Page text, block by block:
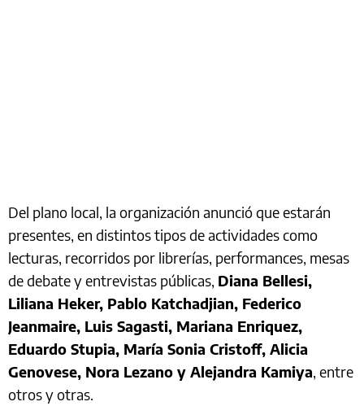
Del plano local, la organización anunció que estarán
presentes, en distintos tipos de actividades como
lecturas, recorridos por librerías, performances, mesas
de debate y entrevistas públicas, Diana Bellesi,
Liliana Heker, Pablo Katchadjian, Federico
Jeanmaire, Luis Sagasti, Mariana Enriquez,
Eduardo Stupia, María Sonia Cristoff, Alicia
Genovese, Nora Lezano y Alejandra Kamiya, entre
otros y otras.